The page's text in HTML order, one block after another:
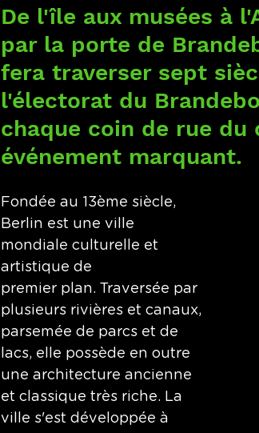
De l'île aux musées à
par la porte de
fera traverser sept
l'électorat du
chaque coin de rue
événement marquant.
Fondée au 13ème siècle,
Berlin est une ville
mondiale culturelle et
artistique de
premier plan. Traversée par
plusieurs rivières et canaux,
parsemée de parcs et de
lacs, elle possède en outre
une architecture ancienne
et classique très riche. La
ville s'est développée à